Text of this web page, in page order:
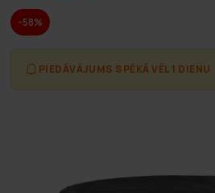
-58%
PIEDĀVĀJUMS SPĒKĀ VĒL 1 DIENU